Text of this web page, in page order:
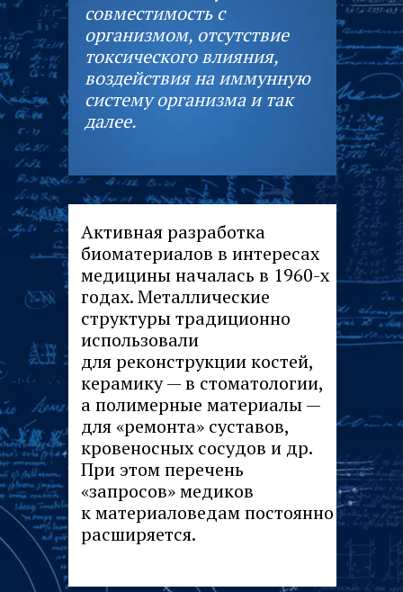
совместимость с
организмом, отсутствие
токсического влияния,
воздействия на иммунную
систему организма и так
далее.
Активная разработка
биоматериалов в интересах
медицины началась в 1960-х
годах. Металлические
структуры традиционно
использовали
для реконструкции костей,
керамику — в стоматологии,
а полимерные материалы —
для «ремонта» суставов,
кровеносных сосудов и др.
При этом перечень
«запросов» медиков
к материаловедам постоянно
расширяется.